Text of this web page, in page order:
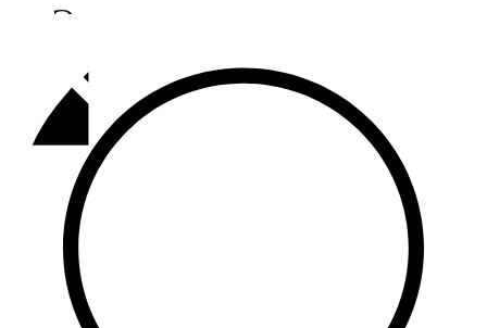
Әлмәт
92,9 FM
Базарлы матак
107,1 FM
Балык бистәсе
104,9 FM
Баулы